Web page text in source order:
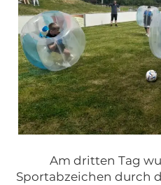
Am dritten Tag
Sportabzeichen durch